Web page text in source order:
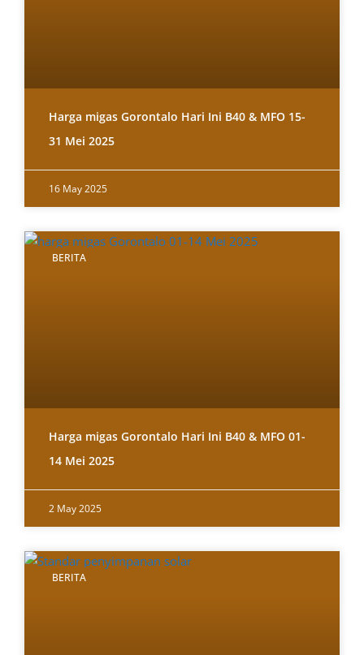
Harga migas Gorontalo Hari Ini B40 & MFO 15-
31 Mei 2025
16 May 2025
BERITA
Harga migas Gorontalo Hari Ini B40 & MFO 01-
14 Mei 2025
2 May 2025
BERITA